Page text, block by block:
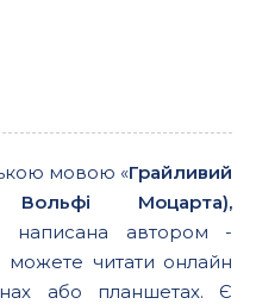
мовою «Грайливий
Моцарта),
написана автором -
можете читати онлайн
або планшетах. Є